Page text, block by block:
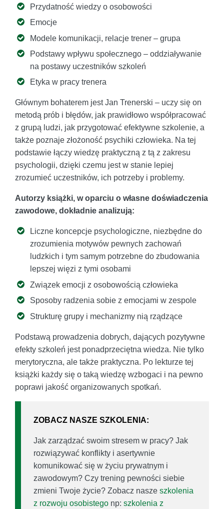
Przydatność wiedzy o osobowości
Emocje
Modele komunikacji, relacje trener – grupa
Podstawy wpływu społecznego – oddziaływanie
na postawy uczestników szkoleń
Etyka w pracy trenera
Głównym bohaterem jest Jan Trenerski – uczy się on
metodą prób i błędów, jak prawidłowo współpracować
z grupą ludzi, jak przygotować efektywne szkolenie, a
także poznaje złożoność psychiki człowieka. Na tej
podstawie łączy wiedzę praktyczną z tą z zakresu
psychologii, dzięki czemu jest w stanie lepiej
zrozumieć uczestników, ich potrzeby i problemy.
Autorzy książki, w oparciu o własne doświadczenia
zawodowe, dokładnie analizują:
Liczne koncepcje psychologiczne, niezbędne do
zrozumienia motywów pewnych zachowań
ludzkich i tym samym potrzebne do zbudowania
lepszej więzi z tymi osobami
Związek emocji z osobowością człowieka
Sposoby radzenia sobie z emocjami w zespole
Strukturę grupy i mechanizmy nią rządzące
Podstawą prowadzenia dobrych, dających pozytywne
efekty szkoleń jest ponadprzeciętna wiedza. Nie tylko
merytoryczna, ale także praktyczna. Po lekturze tej
książki każdy się o taką wiedzę wzbogaci i na pewno
poprawi jakość organizowanych spotkań.
ZOBACZ NASZE SZKOLENIA:
Jak zarządzać swoim stresem w pracy? Jak
rozwiązywać konflikty i asertywnie
komunikować się w życiu prywatnym i
zawodowym? Czy trening pewności siebie
zmieni Twoje życie? Zobacz nasze szkolenia
z rozwoju osobistego np: szkolenia z